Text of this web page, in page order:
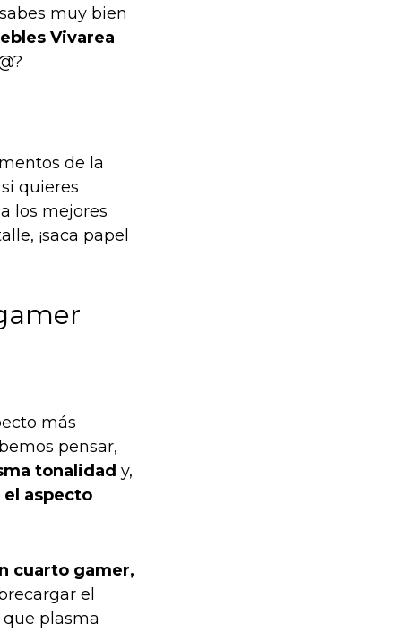
muy bien
Vivarea
de la
quieres
los mejores
¡saca papel
más
pensar,
tonalidad y,
aspecto
cuarto gamer,
el
que plasma